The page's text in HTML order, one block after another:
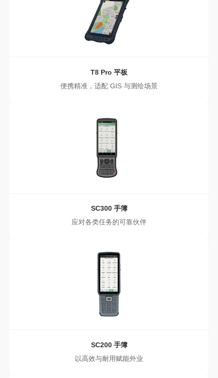
T8 Pro 平板
便携精准，适配 GIS 与测绘场景
SC300 手簿
应对各类任务的可靠伙伴
SC200 手簿
以高效与耐用赋能外业